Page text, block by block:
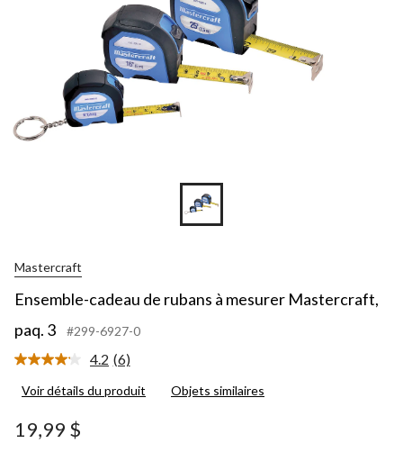
Mastercraft
Ensemble-cadeau de rubans à mesurer Mastercraft,
paq. 3
#299-6927-0
4.2 Lire
6
(6)
Voir détails du produit Objets similaires
19,99 $